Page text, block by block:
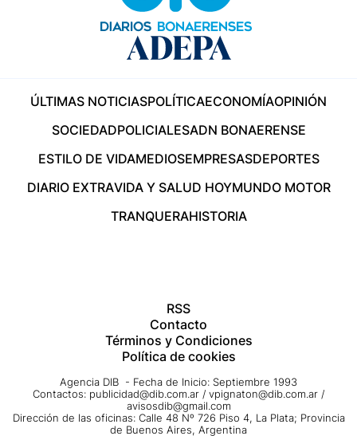
ÚLTIMAS NOTICIASPOLÍTICAECONOMÍAOPINIÓN
SOCIEDADPOLICIALESADN BONAERENSE
ESTILO DE VIDAMEDIOSEMPRESASDEPORTES
DIARIO EXTRAVIDA Y SALUD HOYMUNDO MOTOR
TRANQUERAHISTORIA
RSS
Contacto
Términos y Condiciones
Política de cookies
Agencia DIB - Fecha de Inicio: Septiembre 1993
Contactos: publicidad@dib.com.ar / vpignaton@dib.com.ar /
avisosdib@gmail.com
Dirección de las oficinas: Calle 48 Nº 726 Piso 4, La Plata; Provincia
de Buenos Aires, Argentina